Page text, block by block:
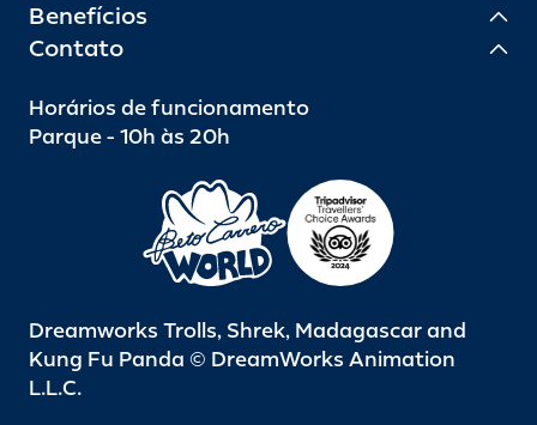
Benefícios
Contato
Horários de funcionamento
Parque - 10h às 20h
Dreamworks Trolls, Shrek, Madagascar and
Kung Fu Panda © DreamWorks Animation
L.L.C.